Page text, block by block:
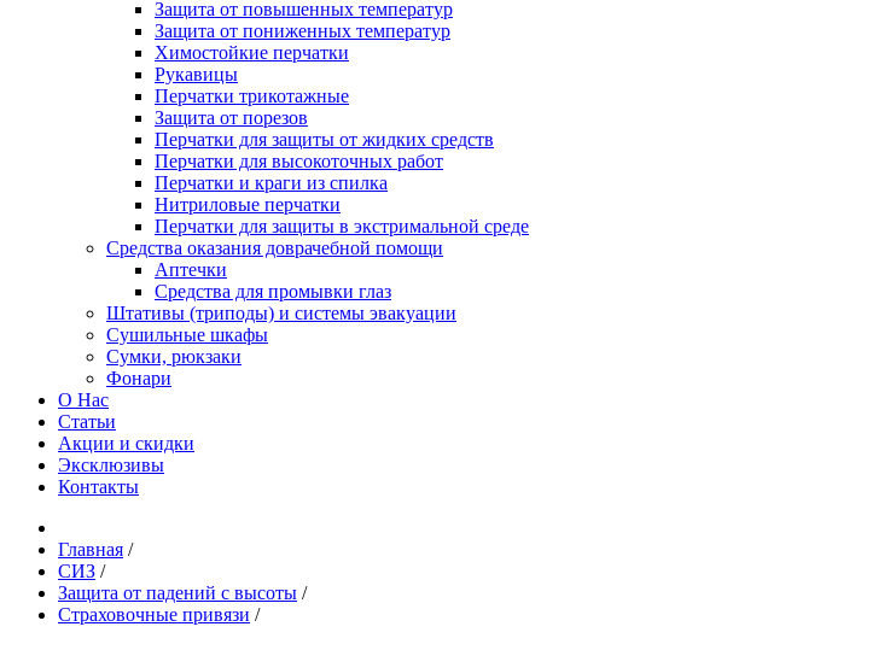
Защита от повышенных температур
Защита от пониженных температур
Химостойкие перчатки
Рукавицы
Перчатки трикотажные
Защита от порезов
Перчатки для защиты от жидких средств
Перчатки для высокоточных работ
Перчатки и краги из спилка
Нитриловые перчатки
Перчатки для защиты в экстримальной среде
Средства оказания доврачебной помощи
Аптечки
Средства для промывки глаз
Штативы (триподы) и системы эвакуации
Сушильные шкафы
Сумки, рюкзаки
Фонари
О Нас
Статьи
Акции и скидки
Эксклюзивы
Контакты
Главная /
СИЗ /
Защита от падений с высоты /
Страховочные привязи /